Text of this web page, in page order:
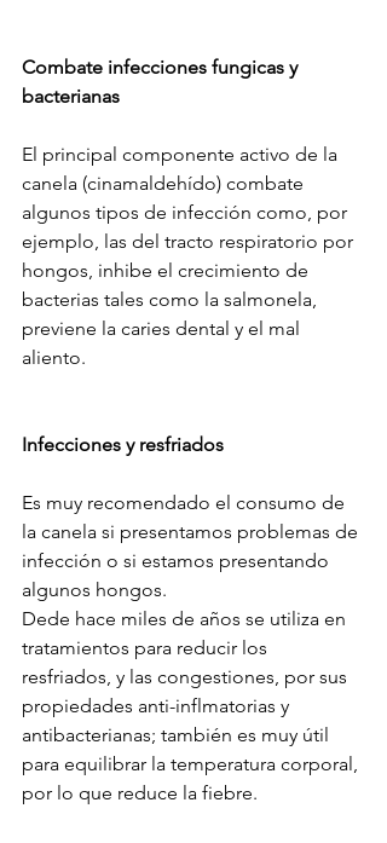
Combate infecciones fungicas y
bacterianas
El principal componente activo de la
canela (cinamaldehído) combate
algunos tipos de infección como, por
ejemplo, las del tracto respiratorio por
hongos, inhibe el crecimiento de
bacterias tales como la salmonela,
previene la caries dental y el mal
aliento.
Infecciones y resfriados
Es muy recomendado el consumo de
la canela si presentamos problemas de
infección o si estamos presentando
algunos hongos.
Dede hace miles de años se utiliza en
tratamientos para reducir los
resfriados, y las congestiones, por sus
propiedades anti-inflmatorias y
antibacterianas; también es muy útil
para equilibrar la temperatura corporal,
por lo que reduce la fiebre.